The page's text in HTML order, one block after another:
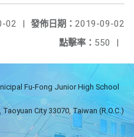
發佈日期： 2019-09-02
02
|
點擊率： 550 |
Fu-Fong Junior High School
City 33070, Taiwan (R.O.C.)